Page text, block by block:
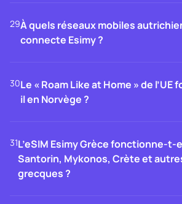
29À quels réseaux mobiles
connecte Esimy ?
30Le « Roam Like at Home » de
il en Norvège ?
31L’eSIM Esimy Grèce fonctionne-t-
Santorin, Mykonos, Crète et
grecques ?